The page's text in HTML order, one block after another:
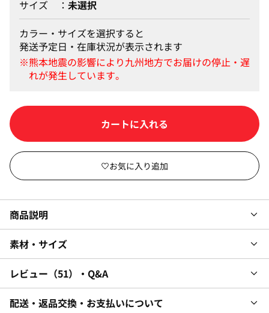
サイズ
未選択
カラー・サイズを選択すると
発送予定日・在庫状況が表示されます
カートに入れる
商品説明
素材・サイズ
レビュー 51 ・Q&A
配送・返品交換・お支払いについて